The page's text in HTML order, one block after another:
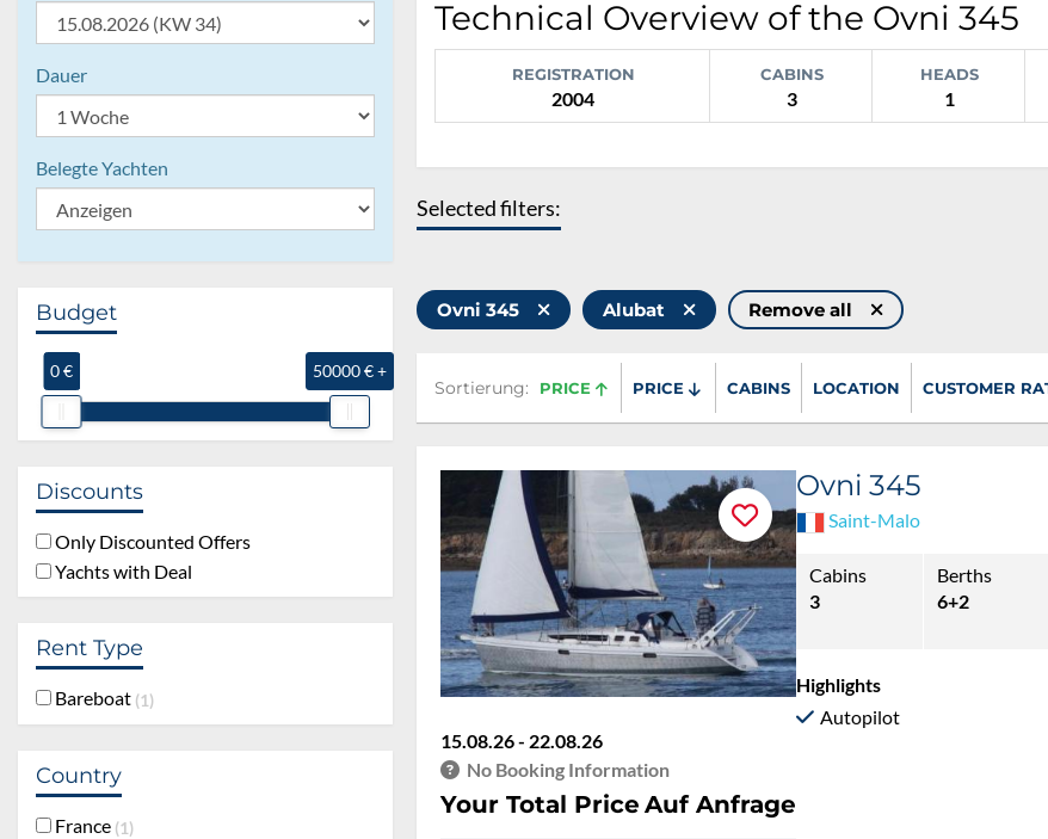
Dauer
Belegte Yachten
Budget
0 € 50000 € +
Discounts
Only Discounted Offers
Yachts with Deal
Rent Type
Bareboat 1
Country
France 1
Technical Overview of the Ovni 345
REGISTRATION
2004
CABINS
3
HEADS
1
Selected filters:
Ovni 345 Alubat Remove all
Sortierung:
Sortierung: PRICE PRICE CABINS LOCATION CUSTOMER
15.08.26 - 22.08.26
No Booking Information
Your Total Price Auf Anfrage
Ovni 345
Saint-Malo
Cabins
3
Berths
6+2
Highlights
Autopilot